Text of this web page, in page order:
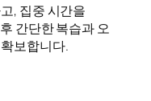
, 집중 시간을
간단한 복습과 오
보합니다.